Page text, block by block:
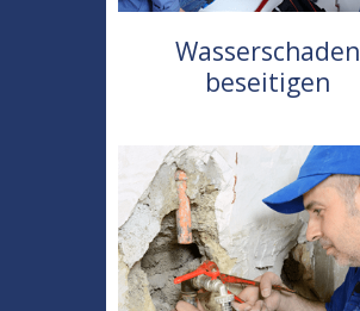
Wasserschaden
beseitigen